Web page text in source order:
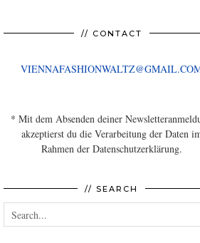
// CONTACT
* Mit dem Absenden deiner
akzeptierst du die Verarbeitung der Daten
Rahmen der Datenschutzerklärung.
// SEARCH